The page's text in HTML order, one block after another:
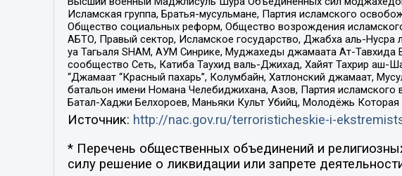
Исламская группа, Братья-мусульмане, Партия исламского
Общество социальных реформ, Общество возрождения
АБТО, Правый сектор, Исламское государство, Джабха аль-
уа Тагьаля SHAM, АУМ Синрике, Муджахеды джамаата Ат-
сообщество Сеть, Катиба Таухид валь-Джихад, Хайят Тахрир аш-
“Джамаат “Красный пахарь”, Колумбайн, Хатлонский джамаат,
батальон имени Номана Челебиджихана, Азов, Партия
Батал-Хаджи Белхороев, Маньяки Культ Убийц, Молодёжь
Источник: http://nac.gov.ru/terroristicheskie-i-
* Перечень общественных объединений и
силу решение о ликвидации или запрете